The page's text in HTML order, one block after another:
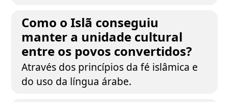
Como o Islã conseguiu
manter a unidade cultural
entre os povos convertidos?
Através dos princípios da fé islâmica e
do uso da língua árabe.